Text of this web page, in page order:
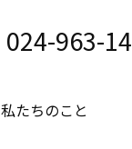
024-963-
私たちのこと